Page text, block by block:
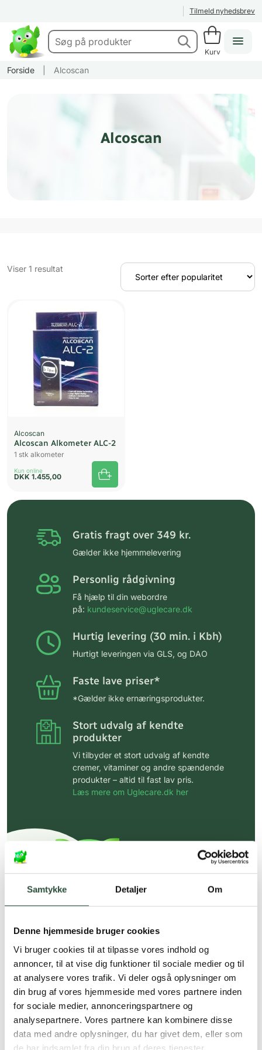
Samtykke Detaljer Om
Denne hjemmeside bruger cookies
Vi bruger cookies til at tilpasse vores indhold og
annoncer, til at vise dig funktioner til sociale medier og til
at analysere vores trafik. Vi deler også oplysninger om
din brug af vores hjemmeside med vores partnere inden
for sociale medier, annonceringspartnere og
analysepartnere. Vores partnere kan kombinere disse
data med andre oplysninger, du har givet dem, eller som
de har indsamlet fra din brug af deres tjenester.
Tilmeld nyhedsbrev
Kurv
Forside Alcoscan
Alcoscan
Viser 1 resultat
Alcoscan
Alcoscan Alkometer ALC-2
1 stk alkometer
Kun online
DKK 1.455,00
Gratis fragt over 349 kr.
Gælder ikke hjemmelevering
Personlig rådgivning
Få hjælp til din webordre
på: kundeservice@uglecare.dk
Hurtig levering (30 min. i Kbh)
Hurtigt leveringen via GLS, og DAO
Faste lave priser*
*Gælder ikke ernæringsprodukter.
Stort udvalg af kendte
produkter
Vi tilbyder et stort udvalg af kendte
cremer, vitaminer og andre spændende
produkter – altid til fast lav pris.
Læs mere om Uglecare.dk her